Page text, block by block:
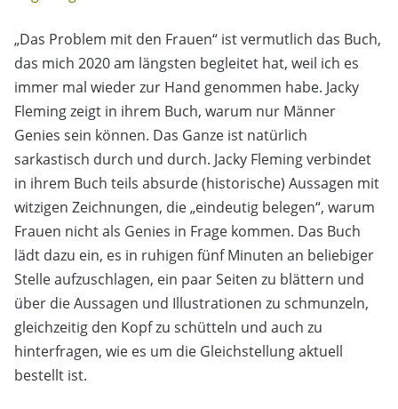
„Das Problem mit den Frauen“ ist vermutlich das Buch,
das mich 2020 am längsten begleitet hat, weil ich es
immer mal wieder zur Hand genommen habe. Jacky
Fleming zeigt in ihrem Buch, warum nur Männer
Genies sein können. Das Ganze ist natürlich
sarkastisch durch und durch. Jacky Fleming verbindet
in ihrem Buch teils absurde (historische) Aussagen mit
witzigen Zeichnungen, die „eindeutig belegen“, warum
Frauen nicht als Genies in Frage kommen. Das Buch
lädt dazu ein, es in ruhigen fünf Minuten an beliebiger
Stelle aufzuschlagen, ein paar Seiten zu blättern und
über die Aussagen und Illustrationen zu schmunzeln,
gleichzeitig den Kopf zu schütteln und auch zu
hinterfragen, wie es um die Gleichstellung aktuell
bestellt ist.